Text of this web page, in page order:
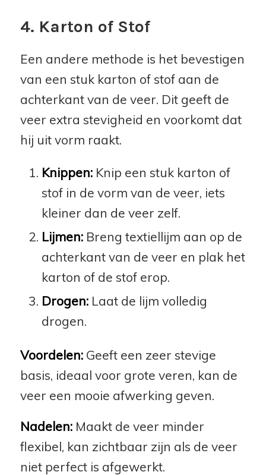
4. Karton of Stof
Een andere methode is het bevestigen
van een stuk karton of stof aan de
achterkant van de veer. Dit geeft de
veer extra stevigheid en voorkomt dat
hij uit vorm raakt.
Knippen:Knip een stuk karton of
stof in de vorm van de veer, iets
kleiner dan de veer zelf.
Lijmen:Breng textiellijm aan op de
achterkant van de veer en plak het
karton of de stof erop.
Drogen:Laat de lijm volledig
drogen.
Voordelen:Geeft een zeer stevige
basis, ideaal voor grote veren, kan de
veer een mooie afwerking geven.
Nadelen:Maakt de veer minder
flexibel, kan zichtbaar zijn als de veer
niet perfect is afgewerkt.